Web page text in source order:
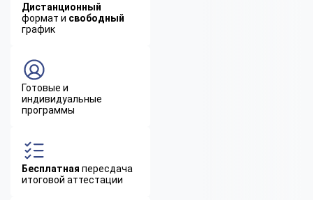
Дистанционный
формат и свободный
график
Готовые и
индивидуальные
программы
Бесплатная пересдача
итоговой аттестации